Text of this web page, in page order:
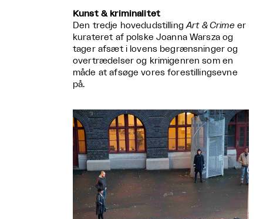
Kunst & kriminalitet
Den tredje hovedudstillingArt & Crime er
kurateret af polske Joanna Warsza og
tager afsæt i lovens begrænsninger og
overtrædelser og krimigenren som en
måde at afsøge vores forestillingsevne
på.